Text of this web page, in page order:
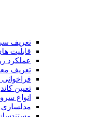
تعریف
قابلیت
عملکرد
تعریف
تعیین
انواع